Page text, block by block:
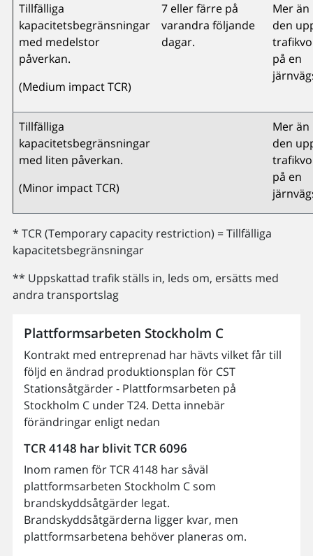
Tillfälliga
kapacitetsbegränsningar
med medelstor
påverkan.
(Medium impact TCR)
7 eller färre på
varandra följande
dagar.
Mer än
den
på en
Tillfälliga
kapacitetsbegränsningar
med liten påverkan.
(Minor impact TCR)
Mer än
den
på en
* TCR (Temporary capacity restriction) = Tillfälliga
kapacitetsbegränsningar
** Uppskattad trafik ställs in, leds om, ersätts med
andra transportslag
Plattformsarbeten Stockholm C
Kontrakt med entreprenad har hävts vilket får till
följd en ändrad produktionsplan för CST
Stationsåtgärder - Plattformsarbeten på
Stockholm C under T24. Detta innebär
förändringar enligt nedan
TCR 4148 har blivit TCR 6096
Inom ramen för TCR 4148 har såväl
plattformsarbeten Stockholm C som
brandskyddsåtgärder legat.
Brandskyddsåtgärderna ligger kvar, men
plattformsarbetena behöver planeras om.